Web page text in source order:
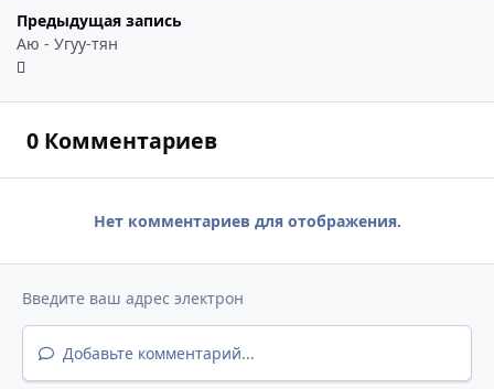
Предыдущая запись
Аю - Угуу-тян
0 Комментариев
Нет комментариев для отображения.
Добавьте комментарий...